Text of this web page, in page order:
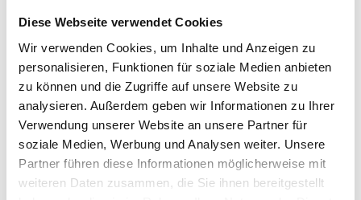
Diese Webseite verwendet Cookies
Wir verwenden Cookies, um Inhalte und Anzeigen zu
personalisieren, Funktionen für soziale Medien anbieten
zu können und die Zugriffe auf unsere Website zu
analysieren. Außerdem geben wir Informationen zu Ihrer
Verwendung unserer Website an unsere Partner für
soziale Medien, Werbung und Analysen weiter. Unsere
Partner führen diese Informationen möglicherweise mit
weiteren Daten zusammen, die Sie ihnen bereitgestellt
Gesellschafter: Matthias Riedl
Geschäftsführer:Matthias Riedl
KONTAKT
Telefon:+49 (0)6144 33748910
E-Mail:info@fitprocenter.de